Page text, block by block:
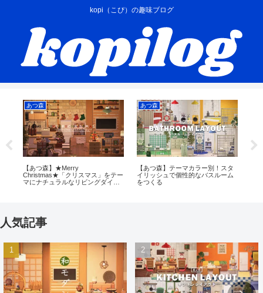
kopi（こぴ）の趣味ブログ
あつ森
【あつ森】★Merry
Christmas★「クリスマス」をテー
マにナチュラルなリビングダイニ
あつ森
【あつ森】テーマカラー別！スタ
イリッシュで個性的なバスルーム
をつくる
人気記事